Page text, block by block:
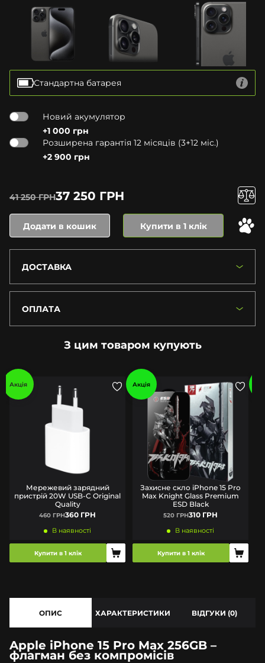
Стандартна батарея
Новий акумулятор
+1 000 грн
Розширена гарантія 12 місяців (3+12 міс.)
+2 900 грн
41 250 ГРН37 250 ГРН
Додати в кошик Купити в 1 клік
ДОСТАВКА
ОПЛАТА
З цим товаром купують
Акція
Мережевий зарядний
пристрій 20W USB-C Original
Quality
460 ГРН360 ГРН
В наявності
Купити в 1 клік
Акція
Захисне скло iPhone 15 Pro
Max Knight Glass Premium
ESD Black
520 ГРН310 ГРН
В наявності
Купити в 1 клік
ОПИС ХАРАКТЕРИСТИКИ ВІДГУКИ (0)
Apple iPhone 15 Pro Max 256GB –
флагман без компромісів